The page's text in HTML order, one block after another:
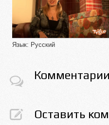
Язык: Русский
Оставить